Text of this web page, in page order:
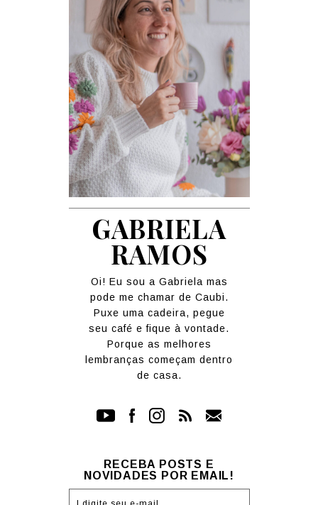
GABRIELA
RAMOS
Oi! Eu sou a Gabriela mas
pode me chamar de Caubi.
Puxe uma cadeira, pegue
seu café e fique à vontade.
Porque as melhores
lembranças começam dentro
de casa.
RECEBA POSTS E
NOVIDADES POR EMAIL!